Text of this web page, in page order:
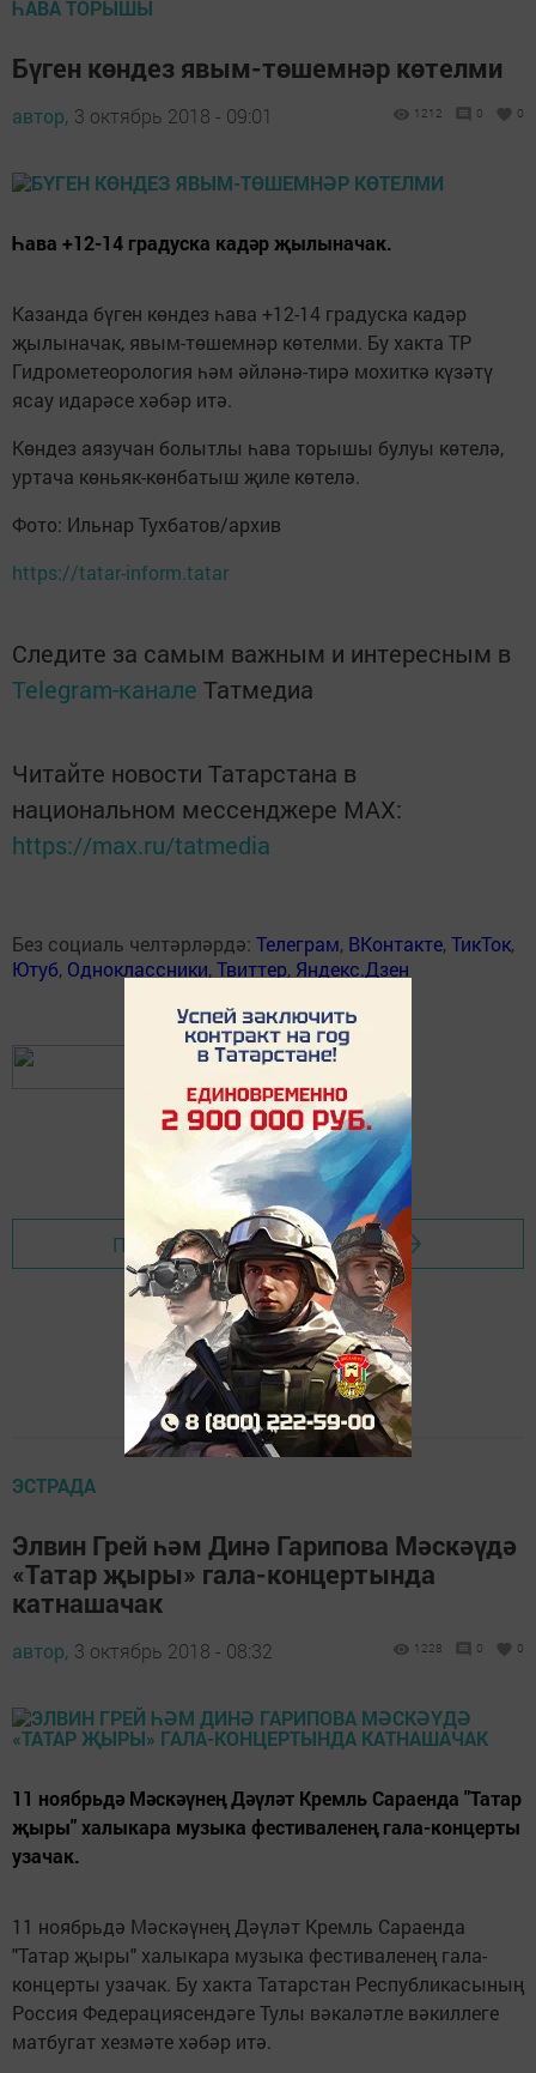
ҺАВА ТОРЫШЫ
Бүген көндез явым-төшемнәр көтелми
автор, 3 октябрь 2018 - 09:01 1212 0 0
Һава +12-14 градуска кадәр җылыначак.
Казанда бүген көндез һава +12-14 градуска кадәр
җылыначак, явым-төшемнәр көтелми. Бу хакта ТР
Гидрометеорология һәм әйләнә-тирә мохиткә күзәтү
ясау идарәсе хәбәр итә.
Көндез аязучан болытлы һава торышы булуы көтелә,
уртача көньяк-көнбатыш җиле көтелә.
Фото: Ильнар Тухбатов/архив
https://tatar-inform.tatar
Следите за самым важным и интересным в
Telegram-канале Татмедиа
Читайте новости Татарстана в
национальном мессенджере MАХ:
https://max.ru/tatmedia
Без социаль челтәрләрдә: Телеграм, ВКонтакте,ТикТок,
Ютуб, Одноклассники,Твиттер, Яндекс.Дзен
Перейти на страницу новости
ЭСТРАДА
Элвин Грей һәм Динә Гарипова Мәскәүдә
«Татар җыры» гала-концертында
катнашачак
автор, 3 октябрь 2018 - 08:32 1228 0 0
11 ноябрьдә Мәскәүнең Дәүләт Кремль Сараенда "Татар
җыры" халыкара музыка фестиваленең гала-концерты
узачак.
11 ноябрьдә Мәскәүнең Дәүләт Кремль Сараенда
"Татар җыры" халыкара музыка фестиваленең гала-
концерты узачак. Бу хакта Татарстан Республикасының
Россия Федерациясендәге Тулы вәкаләтле вәкиллеге
матбугат хезмәте хәбәр итә.